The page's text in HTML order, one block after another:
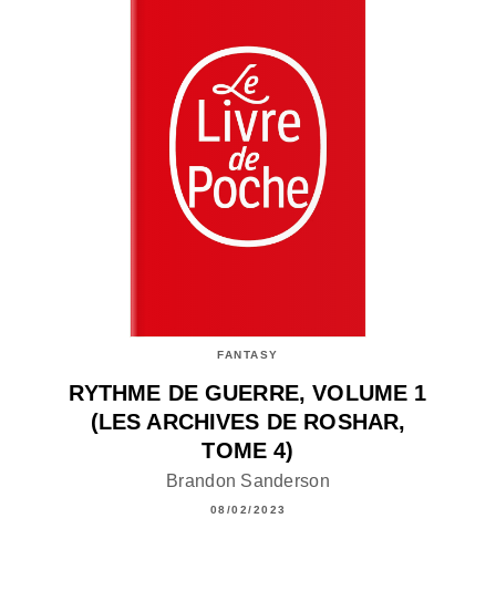
FANTASY
RYTHME DE GUERRE, VOLUME 1
(LES ARCHIVES DE ROSHAR,
TOME 4)
Brandon Sanderson
08/02/2023